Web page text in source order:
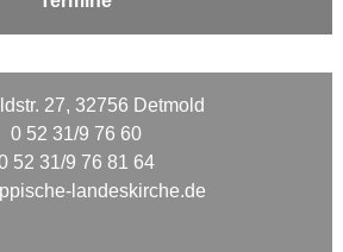
27, 32756 Detmold
0 52 31/9 76 60
52 31/9 76 81 64
landeskirche.de